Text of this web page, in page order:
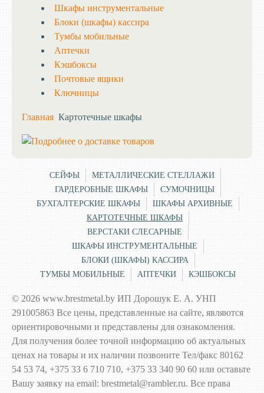
Шкафы инструментальные
Блоки (шкафы) кассира
Тумбы мобильные
Аптечки
Кэшбоксы
Почтовые ящики
Ключницы
Главная Картотечные шкафы
СЕЙФЫ
МЕТАЛЛИЧЕСКИЕ СТЕЛЛАЖИ
ГАРДЕРОБНЫЕ ШКАФЫ
СУМОЧНИЦЫ
БУХГАЛТЕРСКИЕ ШКАФЫ
ШКАФЫ АРХИВНЫЕ
КАРТОТЕЧНЫЕ ШКАФЫ
ВЕРСТАКИ СЛЕСАРНЫЕ
ШКАФЫ ИНСТРУМЕНТАЛЬНЫЕ
БЛОКИ (ШКАФЫ) КАССИРА
ТУМБЫ МОБИЛЬНЫЕ
АПТЕЧКИ КЭШБОКСЫ
© 2026 www.brestmetal.by ИП Дорошук Е. А. УНП
291005863 Все цены, представленные на сайте, являются
ориентировочными и представлены для ознакомления.
Для получения более точной информацию об актуальных
ценах на товары и их наличии позвоните Тел/факс 80162
54 53 74, +375 33 6 710 710, +375 33 340 90 60 или оставьте
Вашу заявку на email: brestmetal@rambler.ru. Все права